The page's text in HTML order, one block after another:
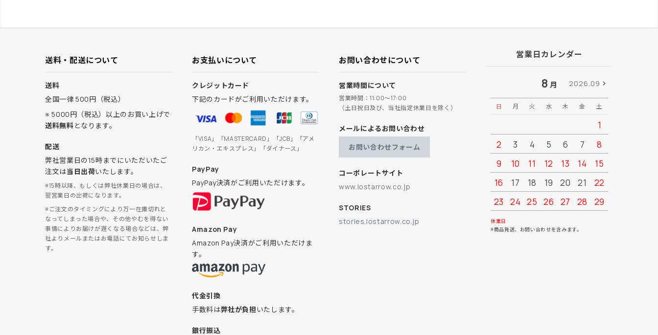
送料・配送について
送料
全国一律 500円（税込）
※ 5000円（税込）以上のお買い上げで
送料無料となります。
配送
弊社営業日の15時までにいただいたご
注文は当日出荷いたします。
※15時以降、もしくは弊社休業日の場合は、
翌営業日の出荷になります。
※ご注文のタイミングにより万一在庫切れと
なってしまった場合や、その他やむを得ない
事情によりお届けが遅くなる場合などは、弊
社よりメールまたはお電話にてお知らせしま
す。
お支払いについて
クレジットカード
下記のカードがご利用いただけます。
「VISA」「MASTERCARD」「JCB」「アメ
リカン・エキスプレス」「ダイナース」
PayPay
PayPay決済がご利用いただけます。
Amazon Pay
Amazon Pay決済がご利用いただけま
す。
代金引換
手数料は弊社が負担いたします。
銀行振込
お問い合わせについて
営業時間について
営業時間：11:00～17:00
（土日祝日及び、当社指定休業日を除く）
メールによるお問い合わせ
お問い合わせフォーム
コーポレートサイト
www.lostarrow.co.jp
STORIES
stories.lostarrow.co.jp
営業日カレンダー
8 月 2026.09
日 月 火 水 木 金 土
1
2
3 4 5 6 7
8
9
10 11 12 13 14
15
16
17 18 19 20 21
22
23
24 25 26 27 28
29
30
休業日
※商品発送、お問い合わせを含みます。